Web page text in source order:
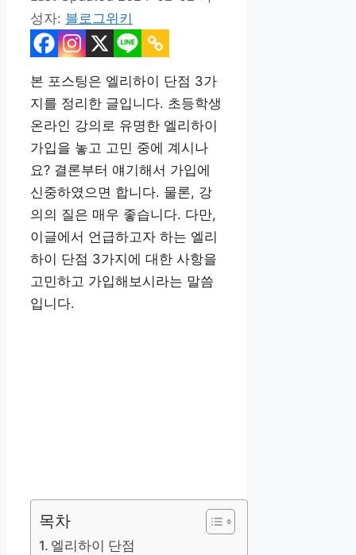
성자: 블로그위키
본 포스팅은 엘리하이 단점 3가
지를 정리한 글입니다. 초등학생
온라인 강의로 유명한 엘리하이
가입을 놓고 고민 중에 계시나
요? 결론부터 얘기해서 가입에
신중하였으면 합니다. 물론, 강
의의 질은 매우 좋습니다. 다만,
이글에서 언급하고자 하는 엘리
하이 단점 3가지에 대한 사항을
고민하고 가입해보시라는 말씀
입니다.
목차
엘리하이 단점